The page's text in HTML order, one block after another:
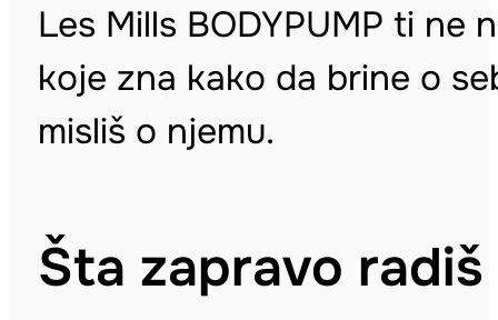
Les Mills BODYPUMP ti
koje zna kako da brine o
misliš o njemu.
Šta zapravo